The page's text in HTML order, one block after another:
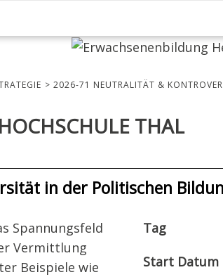
2026-71 NEUTRALITÄT &
THAL
in der Politischen
Spannungsfeld
Vermittlung
Beispiele wie
Tag
Start Datum